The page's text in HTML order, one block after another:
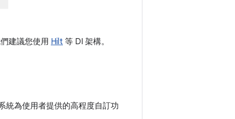
建議您使用 Hilt 等 DI 架構。
統為使用者提供的高程度自訂功